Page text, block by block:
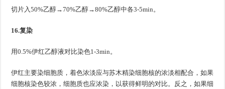
切片入50%乙醇→70%乙醇→80%乙醇中各3-5min。
16.复染
用0.5%伊红乙醇液对比染色1-3min。
伊红主要染细胞质，着色浓淡应与苏木精染细胞核的浓淡相配合，如果
细胞核染色较浓，细胞质也应浓染，以获得鲜明的对比。反之，如果细